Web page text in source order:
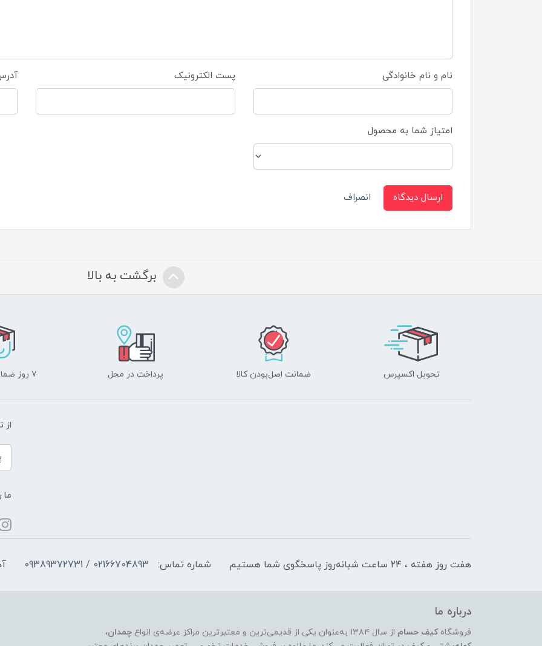
نام و نام خانوادگی پست الکترونیک
امتیاز شما به محصول
ارسال دیدگاه انصراف
برگشت به بالا
تحویل اکسپرس ضمانت اصل‌بودن کالا پرداخت در محل ۷ روز ضمانت بازگشت
از
ما
هفت روز هفته ، ۲۴ ساعت شبانه‌روز پاسخگوی شما هستیم شماره تماس: 02166704893 / 09389372731
درباره ما
فروشگاه کیف حسام از سال ۱۳۸۴ به‌عنوان یکی از قدیمی‌ترین و معتبرترین مراکز عرضه‌ی انواع چمدان،